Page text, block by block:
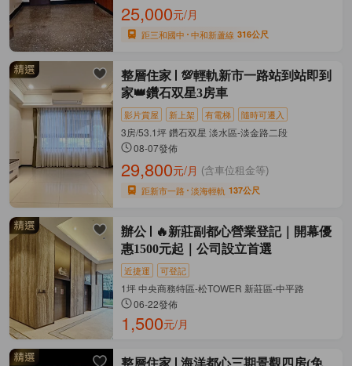
25,000元/月
距三和國中 中和新蘆線 316公尺
整層住家
💯輕軌新市一路站到站即到
家👑鑽石双星3房車
影片賞屋 新上架 有電梯 隨時可遷入
3房/53.1坪 鑽石双星 淡水區-淡金路二段
08-07發佈
29,800元/月 (含車位租金等)
距新市一路 淡海輕軌 137公尺
辦公
🔥新莊副都心營業登記｜開幕優
惠1500元起｜公司設立首選
近捷運 可登記
1坪 中央商務特區-松TOWER 新莊區-中平路
06-22發佈
1,500元/月
整層住家
海洋都心三期景觀四房(免